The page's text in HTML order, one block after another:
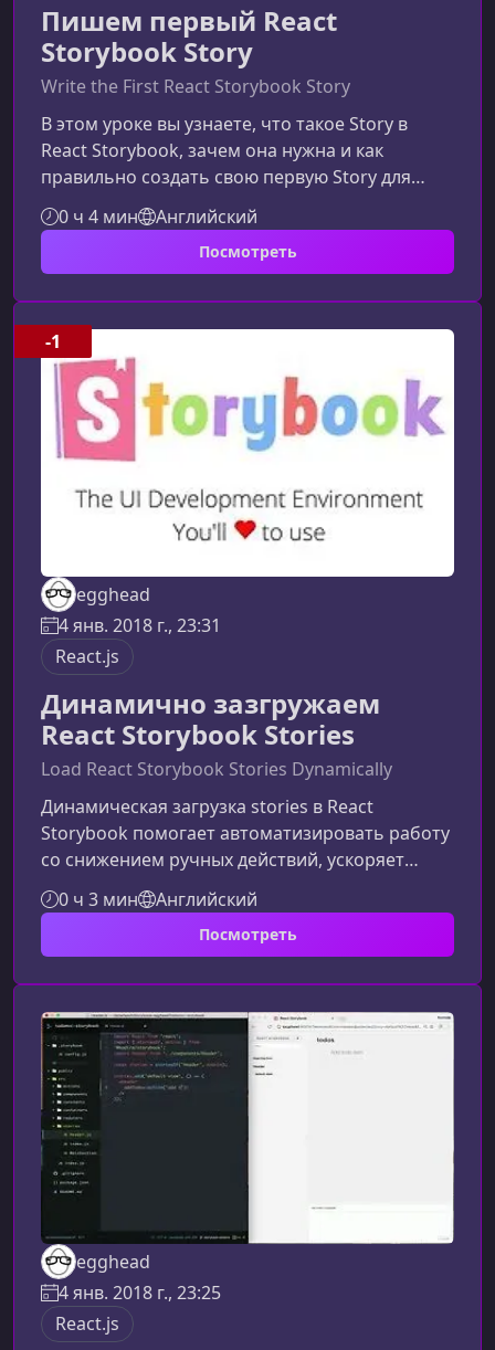
Пишем первый React
Storybook Story
Write the First React Storybook Story
В этом уроке вы узнаете, что такое Story в
React Storybook, зачем она нужна и как
правильно создать свою первую Story для
компонента. Материал подойдет новичкам и
разработчикам, которые хотят улучшить
структуру и документацию UI‑компонентов.Что
представляет собой минимальную единицу в
Storybook — отдельный пример отображения
React‑компонента. Она помогает
документировать внешний вид и поведение
компонента в р
0 ч 4 мин Английский
Посмотреть
egghead
4 янв. 2018 г., 23:31
React.js
Динамично зазгружаем
React Storybook Stories
Load React Storybook Stories Dynamically
Динамическая загрузка stories в React
Storybook помогает автоматизировать работу
со снижением ручных действий, ускоряет
разработку и повышает удобство
документирования компонентов.Что даёт
динамическая загрузка storiesПодход с
избавляет разработчиков от необходимости
вручную прописывать каждый новый файл в
конфигурации Storybook. Автоматическая
регистрация новых stories Сокращение
количества шаблон
0 ч 3 мин Английский
Посмотреть
-1
egghead
4 янв. 2018 г., 23:25
React.js